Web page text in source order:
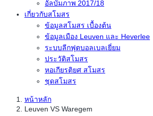
อัลบั้มภาพ 2017/18
เกี่ยวกับสโมสร
ข้อมูลสโมสร เบื้องต้น
ข้อมูลเมือง Leuven และ Heverlee
ระบบลีกฟุตบอลเบลเยี่ยม
ประวัติสโมสร
หอเกียรติยศ สโมสร
ชุดสโมสร
หน้าหลัก
Leuven VS Waregem